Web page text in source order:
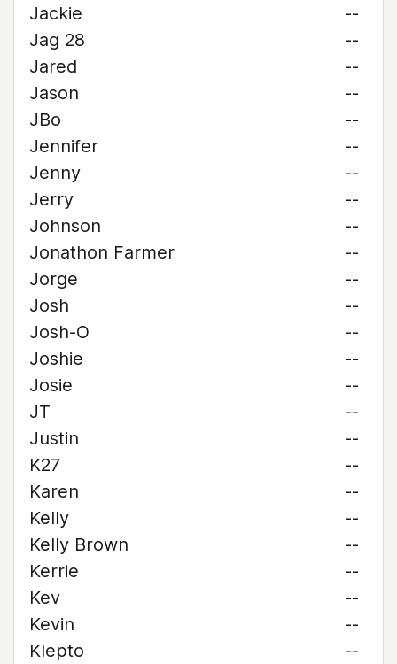
Jackie
--
Jag 28
--
Jared
--
Jason
--
JBo
--
Jennifer
--
Jenny
--
Jerry
--
Johnson
--
Jonathon Farmer
--
Jorge
--
Josh
--
Josh-O
--
Joshie
--
Josie
--
JT
--
Justin
--
K27
--
Karen
--
Kelly
--
Kelly Brown
--
Kerrie
--
Kev
--
Kevin
--
Klepto
--